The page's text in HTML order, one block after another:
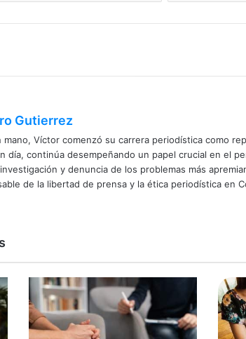
Gutierrez
Víctor comenzó su carrera periodística como
día, continúa desempeñando un papel crucial en el
y denuncia de los problemas más
de la libertad de prensa y la ética periodística en